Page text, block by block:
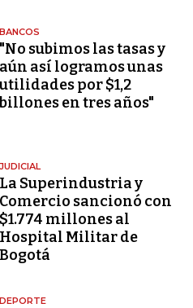
BANCOS
"No subimos las tasas y
aún así logramos unas
utilidades por $1,2
billones en tres años"
JUDICIAL
La Superindustria y
Comercio sancionó con
$1.774 millones al
Hospital Militar de
Bogotá
DEPORTE